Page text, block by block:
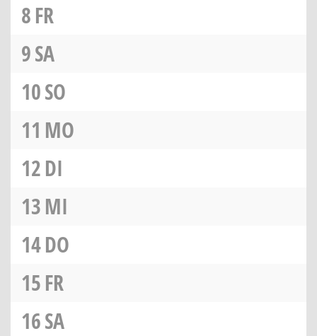
8FR
9SA
10SO
11 MO
12DI
13MI
14DO
15FR
16SA